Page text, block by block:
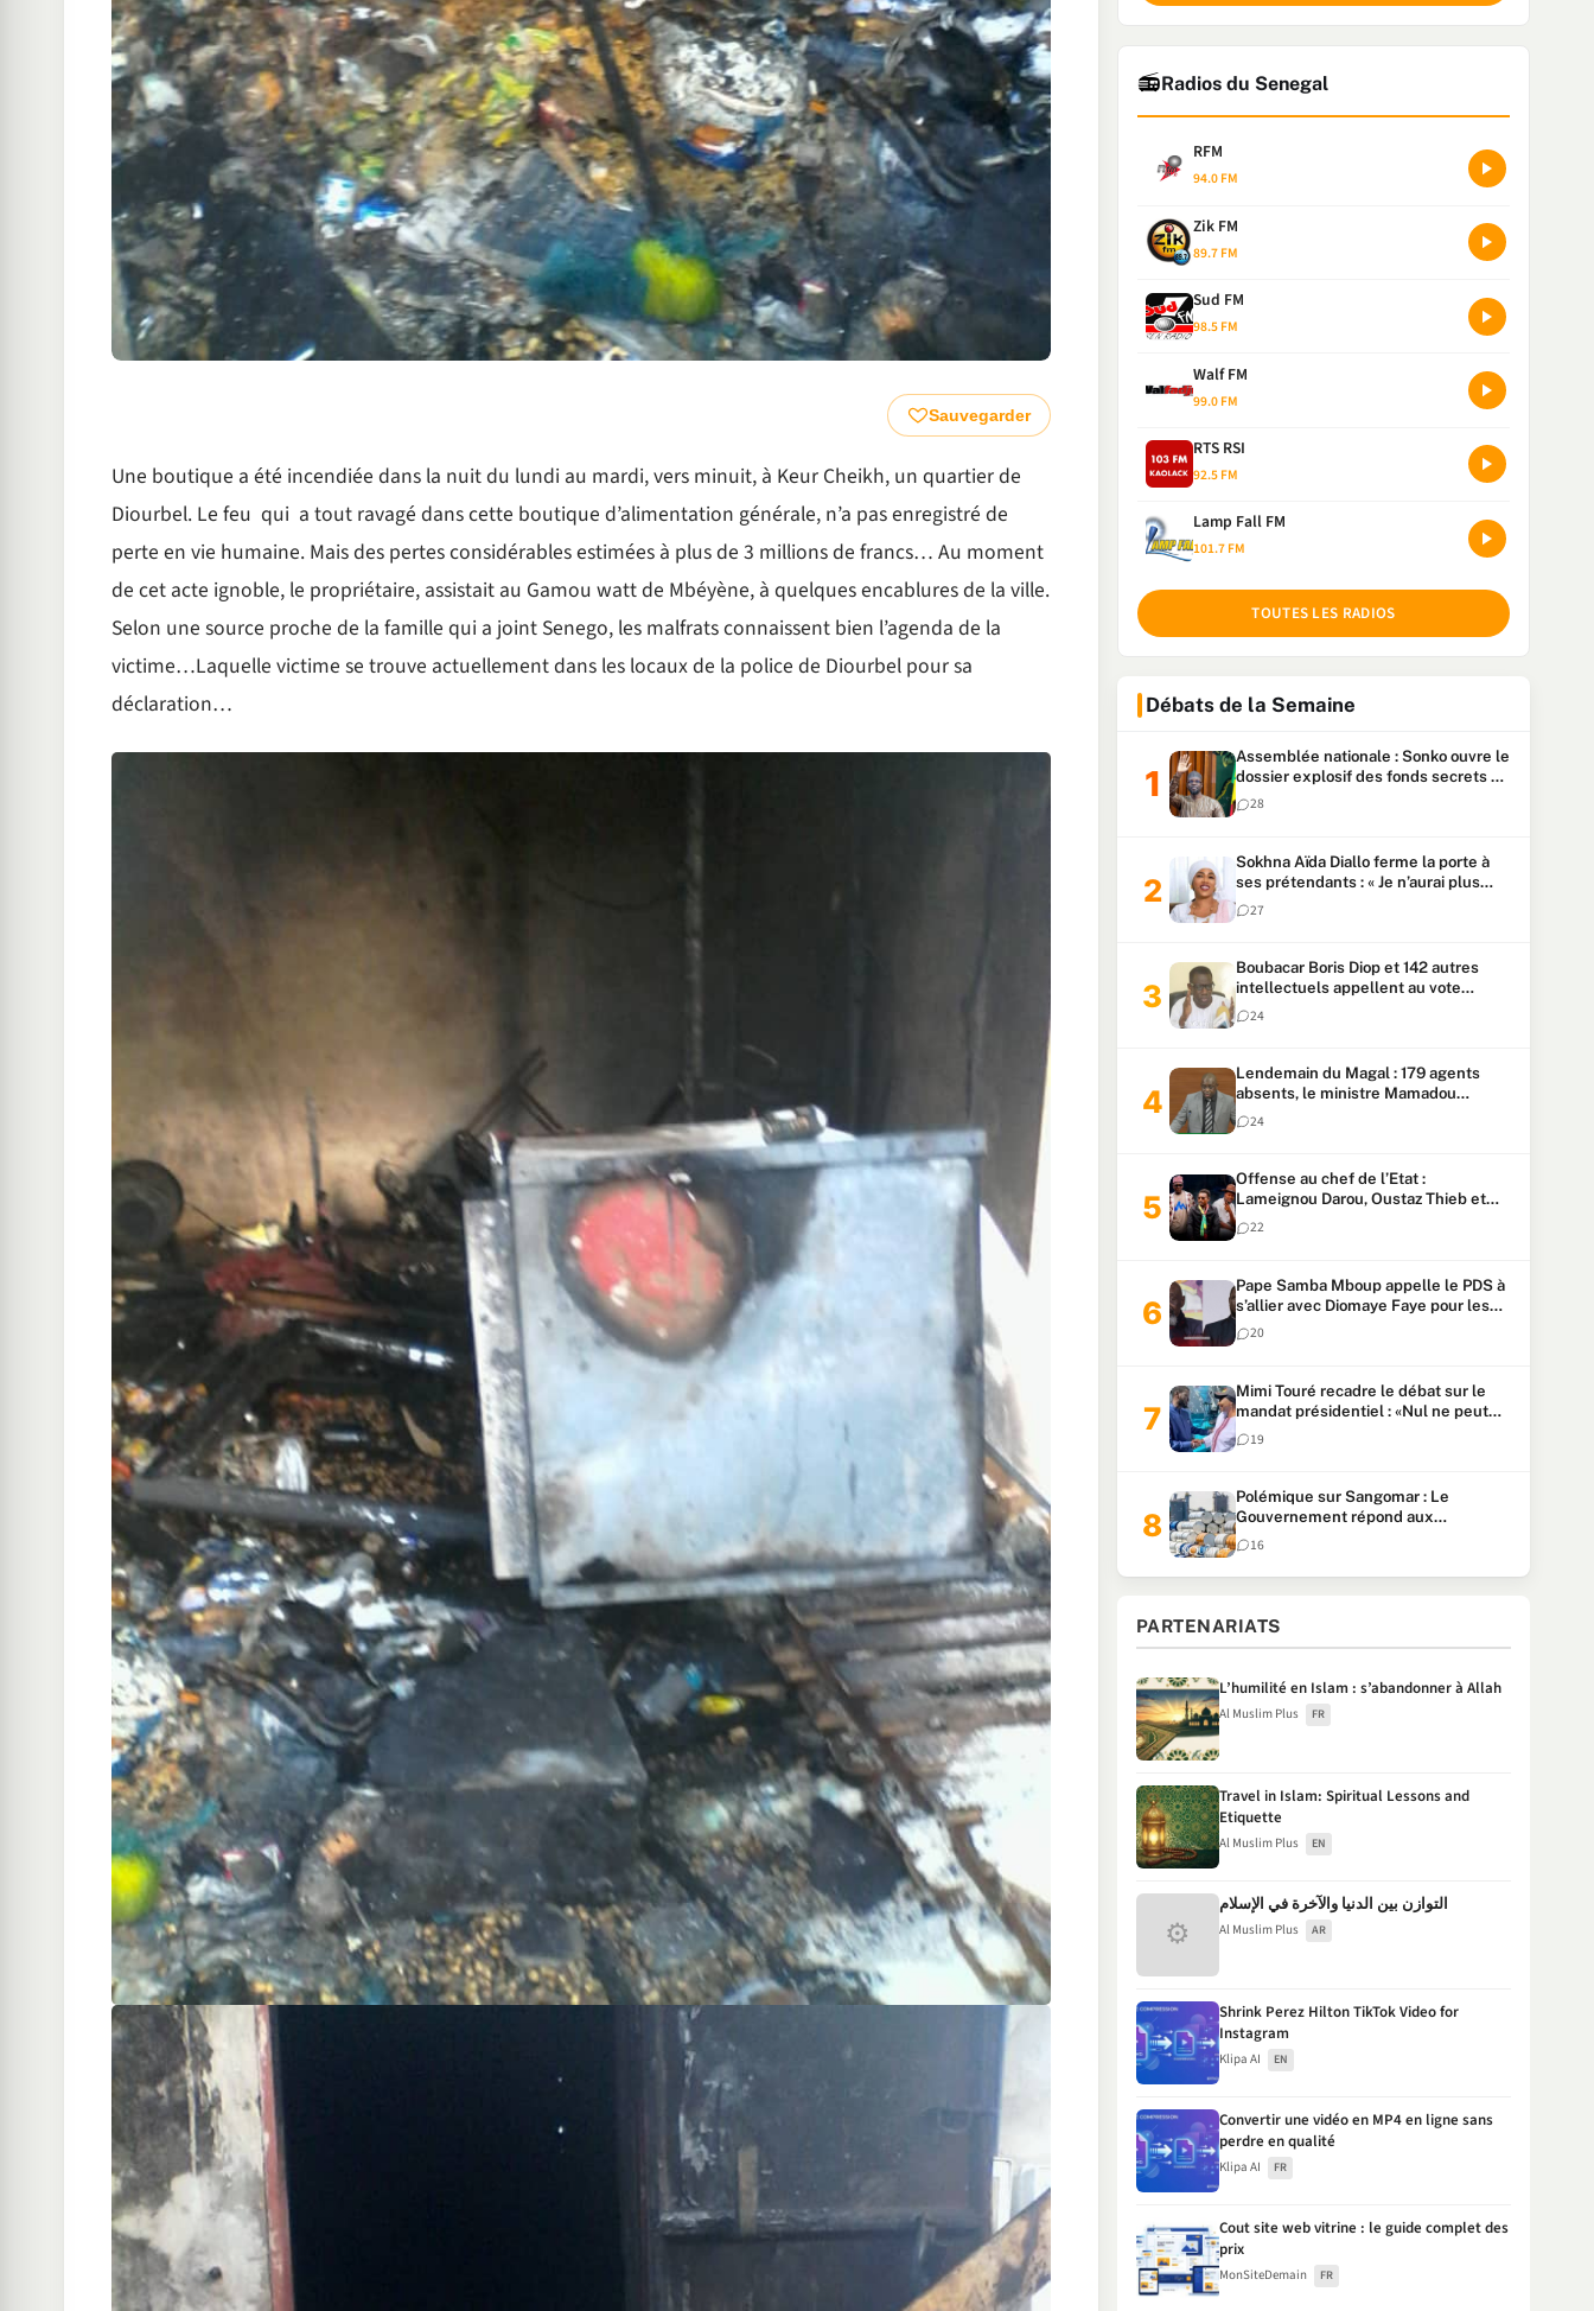
Sauvegarder
Une boutique a été incendiée dans la nuit du lundi au mardi, vers minuit, à Keur Cheikh, un quartier de
Diourbel. Le feu qui a tout ravagé dans cette boutique d’alimentation générale, n’a pas enregistré de
perte en vie humaine. Mais des pertes considérables estimées à plus de 3 millions de francs… Au moment
de cet acte ignoble, le propriétaire, assistait au Gamou watt de Mbéyène, à quelques encablures de la ville.
Selon une source proche de la famille qui a joint Senego, les malfrats connaissent bien l’agenda de la
victime…Laquelle victime se trouve actuellement dans les locaux de la police de Diourbel pour sa
déclaration…
📻Radios du Senegal
RFM
94.0 FM
Zik FM
89.7 FM
Sud FM
98.5 FM
Walf FM
99.0 FM
RTS RSI
92.5 FM
Lamp Fall FM
101.7 FM
TOUTES LES RADIOS
Débats de la Semaine
Assemblée nationale : Sonko ouvre le
dossier explosif des fonds secrets et
du patrimoine présidentiel
28
Sokhna Aïda Diallo ferme la porte à
ses prétendants : « Je n’aurai plus
jamais un autre mari »
27
Boubacar Boris Diop et 142 autres
intellectuels appellent au vote
urgent de la révision
constitutionnelle
24
Lendemain du Magal : 179 agents
absents, le ministre Mamadou
Lamine Dianté exige des explications
24
Offense au chef de l’Etat :
Lameignou Darou, Oustaz Thieb et
Ndiaye Touba lourdement
condamnés
22
Pape Samba Mboup appelle le PDS à
s’allier avec Diomaye Faye pour les
locales et tacle Sonko
20
Mimi Touré recadre le débat sur le
mandat présidentiel : «Nul ne peut
faire plus de deux mandats
consécutifs de 5 ans»
19
Polémique sur Sangomar : Le
Gouvernement répond aux
accusations et clarifie le partage des
milliards
16
PARTENARIATS
L’humilité en Islam : s’abandonner à Allah
Al Muslim Plus FR
Travel in Islam: Spiritual Lessons and
Etiquette
Al Muslim Plus EN
⚙
التوازن بين الدنيا والآخرة في الإسلام
Al Muslim Plus AR
Shrink Perez Hilton TikTok Video for
Instagram
Klipa AI EN
Convertir une vidéo en MP4 en ligne sans
perdre en qualité
Klipa AI FR
Cout site web vitrine : le guide complet des
prix
MonSiteDemain FR